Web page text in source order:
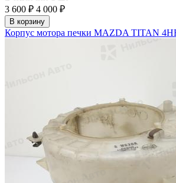
3 600 ₽ 4 000 ₽
В корзину
Корпус мотора печки MAZDA TITAN